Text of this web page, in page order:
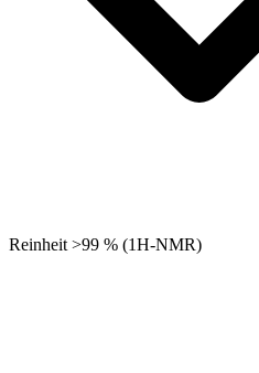
Reinheit >99 % (1H-NMR)